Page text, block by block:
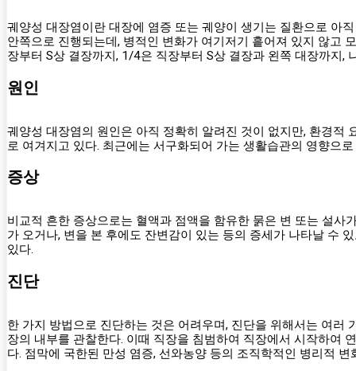
궤양성 대장염이란 대장에 염증 또는 궤양이 생기는 질환으로 아
안쪽으로 진행되는데, 병적인 변화가 여기저기 흩어져 있지 않고
장부터 S상 결장까지, 1/4은 직장부터 S상 결장과 왼쪽 대장까지
원인
궤양성 대장염의 원인은 아직 정확히 알려진 것이 없지만, 환경적
로 여겨지고 있다. 최근에는 서구화되어 가는 생활습관의 영향으
증상
비교적 흔한 증상으로는 혈액과 점액을 함유한 묽은 변 또는 설사
가 오거나, 변을 본 후에도 잔변감이 있는 등의 증세가 나타날 수
있다.
진단
한 가지 방법으로 진단하는 것은 어려우며, 진단을 위해서는 여
장의 내부를 관찰한다. 이때 직장을 침범하여 직장에서 시작하여
다. 점막에 국한된 만성 염증, 선와농양 등의 조직학적인 병리적 변